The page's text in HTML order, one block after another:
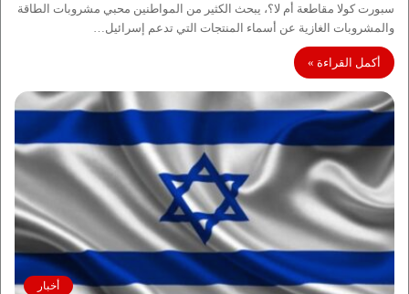
سبورت كولا مقاطعة أم لا؟، يبحث الكثير من المواطنين محبي مشروبات الطاقة
والمشروبات الغازية عن أسماء المنتجات التي تدعم إسرائيل…
أكمل القراءة »
أخبار